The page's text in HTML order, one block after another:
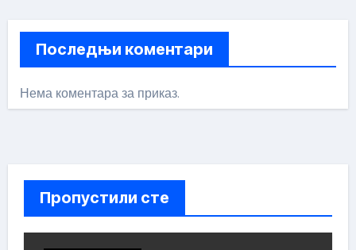
Последњи коментари
Нема коментара за приказ.
Пропустили сте